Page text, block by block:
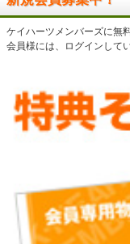
ケイハーツメンバーズに無
会員様には、ログインして